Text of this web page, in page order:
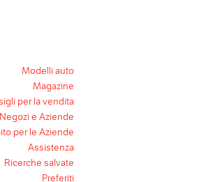
Modelli auto
Magazine
per la vendita
Negozi e Aziende
per le Aziende
Assistenza
Ricerche salvate
Preferiti